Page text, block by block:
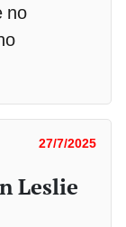
no
27/7/2025
Leslie